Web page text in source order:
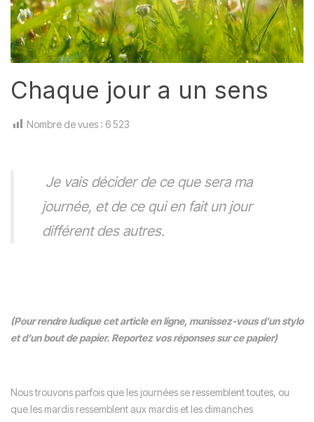
Chaque jour a un sens
Nombre de vues : 6 523
Je vais décider de ce que sera ma
journée, et de ce qui en fait un jour
différent des autres.
(Pour rendre ludique cet article en ligne, munissez-vous d’un stylo
et d’un bout de papier. Reportez vos réponses sur ce papier)
Nous trouvons parfois que les journées se ressemblent toutes, ou
que les mardis ressemblent aux mardis et les dimanches